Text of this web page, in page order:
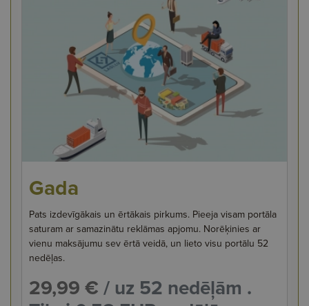
Gada
Pats izdevīgākais un ērtākais pirkums. Pieeja visam portāla
saturam ar samazinātu reklāmas apjomu. Norēķinies ar
vienu maksājumu sev ērtā veidā, un lieto visu portālu 52
nedēļas.
29,99 € / uz 52 nedēļām .